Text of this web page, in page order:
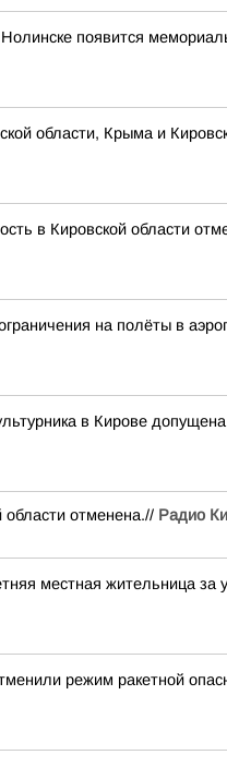
появится
области, Крыма и
в Кировской области
на полёты в
в Кирове
области отменена.// Радио
местная жительница
режим ракетной